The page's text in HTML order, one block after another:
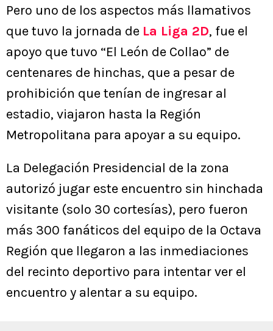
Pero uno de los aspectos más llamativos
que tuvo la jornada de La Liga 2D, fue el
apoyo que tuvo “El León de Collao” de
centenares de hinchas, que a pesar de
prohibición que tenían de ingresar al
estadio, viajaron hasta la Región
Metropolitana para apoyar a su equipo.
La Delegación Presidencial de la zona
autorizó jugar este encuentro sin hinchada
visitante (solo 30 cortesías), pero fueron
más 300 fanáticos del equipo de la Octava
Región que llegaron a las inmediaciones
del recinto deportivo para intentar ver el
encuentro y alentar a su equipo.